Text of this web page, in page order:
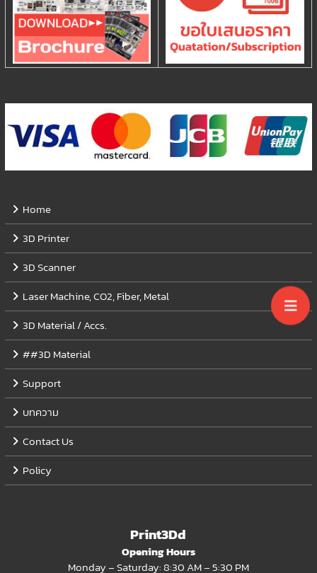
Home
3D Printer
3D Scanner
Laser Machine, CO2, Fiber, Metal
3D Material / Accs.
##3D Material
Support
บทความ
Contact Us
Policy
Print3Dd
Opening Hours
Monday – Saturday: 8:30 AM – 5:30 PM